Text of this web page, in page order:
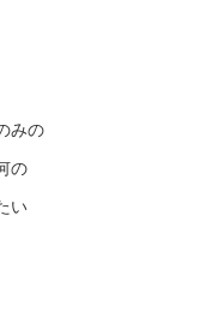
みの
の
い